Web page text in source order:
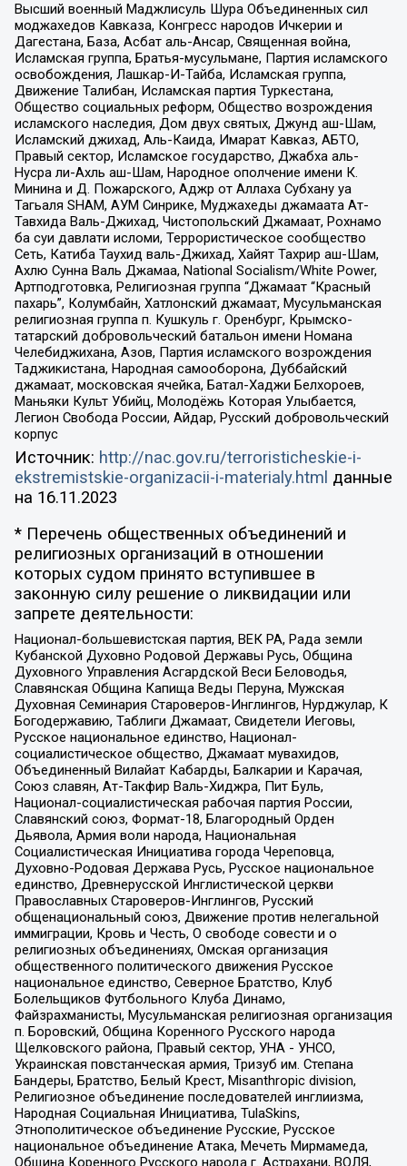
Высший военный Маджлисуль Шура Объединенных сил
моджахедов Кавказа, Конгресс народов Ичкерии и
Дагестана, База, Асбат аль-Ансар, Священная война,
Исламская группа, Братья-мусульмане, Партия исламского
освобождения, Лашкар-И-Тайба, Исламская группа,
Движение Талибан, Исламская партия Туркестана,
Общество социальных реформ, Общество возрождения
исламского наследия, Дом двух святых, Джунд аш-Шам,
Исламский джихад, Аль-Каида, Имарат Кавказ, АБТО,
Правый сектор, Исламское государство, Джабха аль-
Нусра ли-Ахль аш-Шам, Народное ополчение имени К.
Минина и Д. Пожарского, Аджр от Аллаха Субхану уа
Тагьаля SHAM, АУМ Синрике, Муджахеды джамаата Ат-
Тавхида Валь-Джихад, Чистопольский Джамаат, Рохнамо
ба суи давлати исломи, Террористическое сообщество
Сеть, Катиба Таухид валь-Джихад, Хайят Тахрир аш-Шам,
Ахлю Сунна Валь Джамаа, National Socialism/White Power,
Артподготовка, Религиозная группа “Джамаат “Красный
пахарь”, Колумбайн, Хатлонский джамаат, Мусульманская
религиозная группа п. Кушкуль г. Оренбург, Крымско-
татарский добровольческий батальон имени Номана
Челебиджихана, Азов, Партия исламского возрождения
Таджикистана, Народная самооборона, Дуббайский
джамаат, московская ячейка, Батал-Хаджи Белхороев,
Маньяки Культ Убийц, Молодёжь Которая Улыбается,
Легион Свобода России, Айдар, Русский добровольческий
корпус
Источник: http://nac.gov.ru/terroristicheskie-i-
ekstremistskie-organizacii-i-materialy.html данные
на 16.11.2023
* Перечень общественных объединений и
религиозных организаций в отношении
которых судом принято вступившее в
законную силу решение о ликвидации или
запрете деятельности:
Национал-большевистская партия, ВЕК РА, Рада земли
Кубанской Духовно Родовой Державы Русь, Община
Духовного Управления Асгардской Веси Беловодья,
Славянская Община Капища Веды Перуна, Мужская
Духовная Семинария Староверов-Инглингов, Нурджулар, К
Богодержавию, Таблиги Джамаат, Свидетели Иеговы,
Русское национальное единство, Национал-
социалистическое общество, Джамаат мувахидов,
Объединенный Вилайат Кабарды, Балкарии и Карачая,
Союз славян, Ат-Такфир Валь-Хиджра, Пит Буль,
Национал-социалистическая рабочая партия России,
Славянский союз, Формат-18, Благородный Орден
Дьявола, Армия воли народа, Национальная
Социалистическая Инициатива города Череповца,
Духовно-Родовая Держава Русь, Русское национальное
единство, Древнерусской Инглистической церкви
Православных Староверов-Инглингов, Русский
общенациональный союз, Движение против нелегальной
иммиграции, Кровь и Честь, О свободе совести и о
религиозных объединениях, Омская организация
общественного политического движения Русское
национальное единство, Северное Братство, Клуб
Болельщиков Футбольного Клуба Динамо,
Файзрахманисты, Мусульманская религиозная организация
п. Боровский, Община Коренного Русского народа
Щелковского района, Правый сектор, УНА - УНСО,
Украинская повстанческая армия, Тризуб им. Степана
Бандеры, Братство, Белый Крест, Misanthropic division,
Религиозное объединение последователей инглиизма,
Народная Социальная Инициатива, TulaSkins,
Этнополитическое объединение Русские, Русское
национальное объединение Атака, Мечеть Мирмамеда,
Община Коренного Русского народа г. Астрахани, ВОЛЯ,